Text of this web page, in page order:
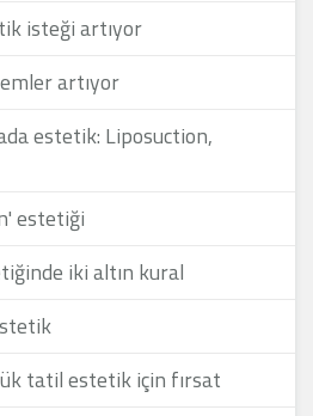
isteği artıyor
artıyor
estetik: Liposuction,
estetiği
iki altın kural
tatil estetik için fırsat